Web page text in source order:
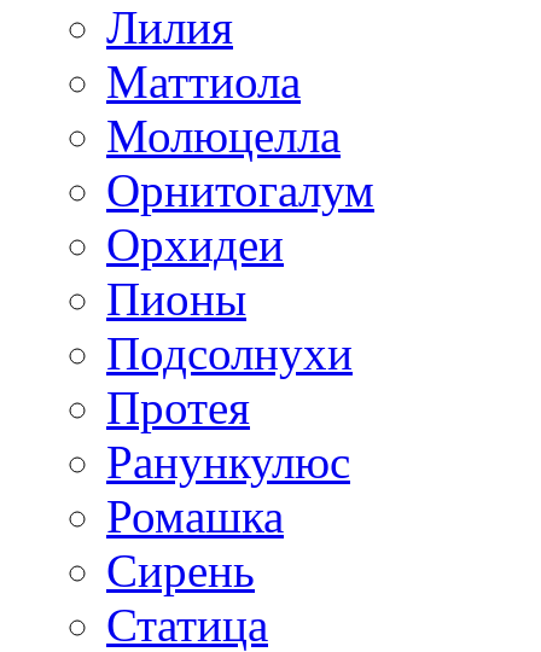
Лилия
Маттиола
Молюцелла
Орнитогалум
Орхидеи
Пионы
Подсолнухи
Протея
Ранункулюс
Ромашка
Сирень
Статица